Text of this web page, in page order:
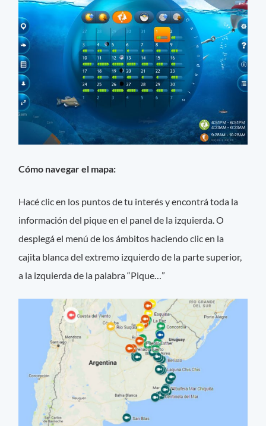
Cómo navegar el mapa:
Hacé clic en los puntos de tu interés y encontrá toda la
información del pique en el panel de la izquierda. O
desplegá el menú de los ámbitos haciendo clic en la
cajita blanca del extremo izquierdo de la parte superior,
a la izquierda de la palabra “Pique…”